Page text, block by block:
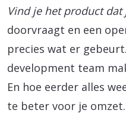
Vind je het product dat
doorvraagt en een
precies wat er
development team
En hoe eerder alles
te beter voor je omzet.